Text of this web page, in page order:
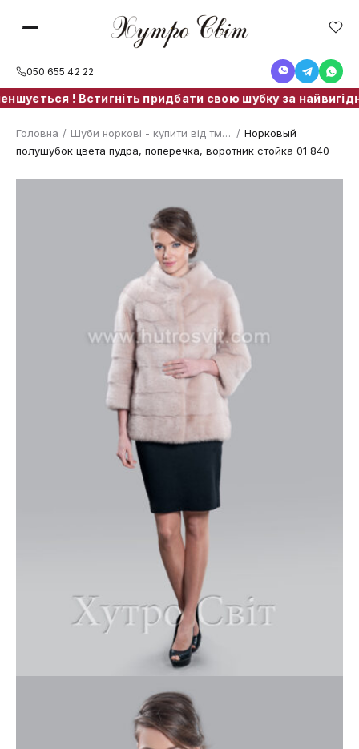
050 655 42 22
! Встигніть придбати свою шубку за
Головна / Шуби норкові - купити від тм. ХутроСвіт Тисмениця / Норковый
полушубок цвета пудра, поперечка, воротник стойка 01 840